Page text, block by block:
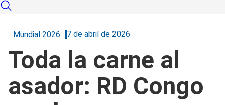
Mundial 2026 7 de abril de 2026
Toda la carne al
asador: RD Congo